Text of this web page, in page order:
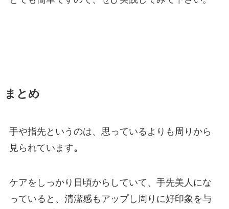
まとめ
手や指先というのは、思っているよりも周りから
見られています。
ケアをしっかり日頃からしていて、手先美人にな
っていると、清潔感もアップし周りに好印象を与